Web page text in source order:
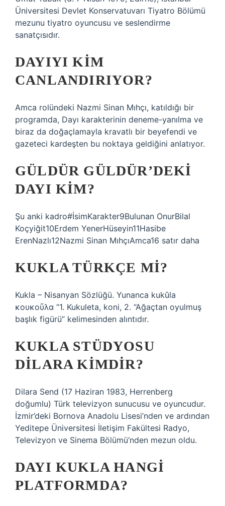
Üniversitesi Devlet Konservatuvarı Tiyatro Bölümü
mezunu tiyatro oyuncusu ve seslendirme
sanatçısıdır.
DAYIYI KIM
CANLANDIRIYOR?
Amca rolündeki Nazmi Sinan Mıhçı, katıldığı bir
programda, Dayı karakterinin deneme-yanılma ve
biraz da doğaçlamayla kravatlı bir beyefendi ve
gazeteci kardeşten bu noktaya geldiğini anlatıyor.
GÜLDÜR GÜLDÜR’DEKI
DAYI KIM?
Şu anki kadro#İsimKarakter9Bulunan OnurBilal
Koçyiğit10Erdem YenerHüseyin11Hasibe
ErenNazlı12Nazmi Sinan MıhçıAmca16 satır daha
KUKLA TÜRKÇE MI?
Kukla – Nisanyan Sözlüğü. Yunanca kukûla
κουκοῦλα “1. Kukuleta, koni, 2. “Ağaçtan oyulmuş
başlık figürü” kelimesinden alıntıdır.
KUKLA STÜDYOSU
DILARA KIMDIR?
Dilara Send (17 Haziran 1983, Herrenberg
doğumlu) Türk televizyon sunucusu ve oyuncudur.
İzmir’deki Bornova Anadolu Lisesi’nden ve ardından
Yeditepe Üniversitesi İletişim Fakültesi Radyo,
Televizyon ve Sinema Bölümü’nden mezun oldu.
DAYI KUKLA HANGI
PLATFORMDA?